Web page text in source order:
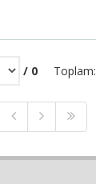
/ 0 Toplam: